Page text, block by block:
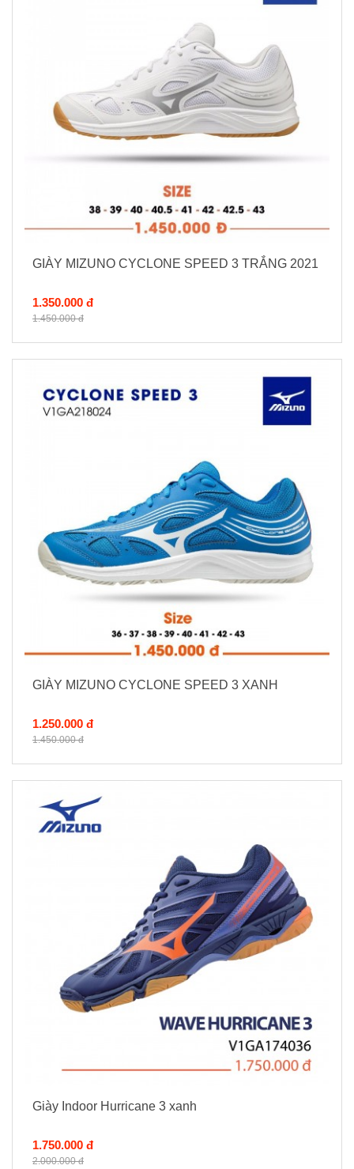
GIÀY MIZUNO CYCLONE SPEED 3 TRẮNG 2021
1.350.000 đ
1.450.000 đ
GIÀY MIZUNO CYCLONE SPEED 3 XANH
1.250.000 đ
1.450.000 đ
Giày Indoor Hurricane 3 xanh
1.750.000 đ
2.000.000 đ